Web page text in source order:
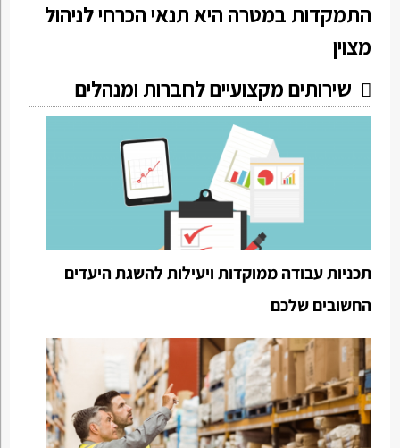
התמקדות במטרה היא תנאי הכרחי לניהול
מצוין
שירותים מקצועיים לחברות ומנהלים
תכניות עבודה ממוקדות ויעילות להשגת היעדים
החשובים שלכם